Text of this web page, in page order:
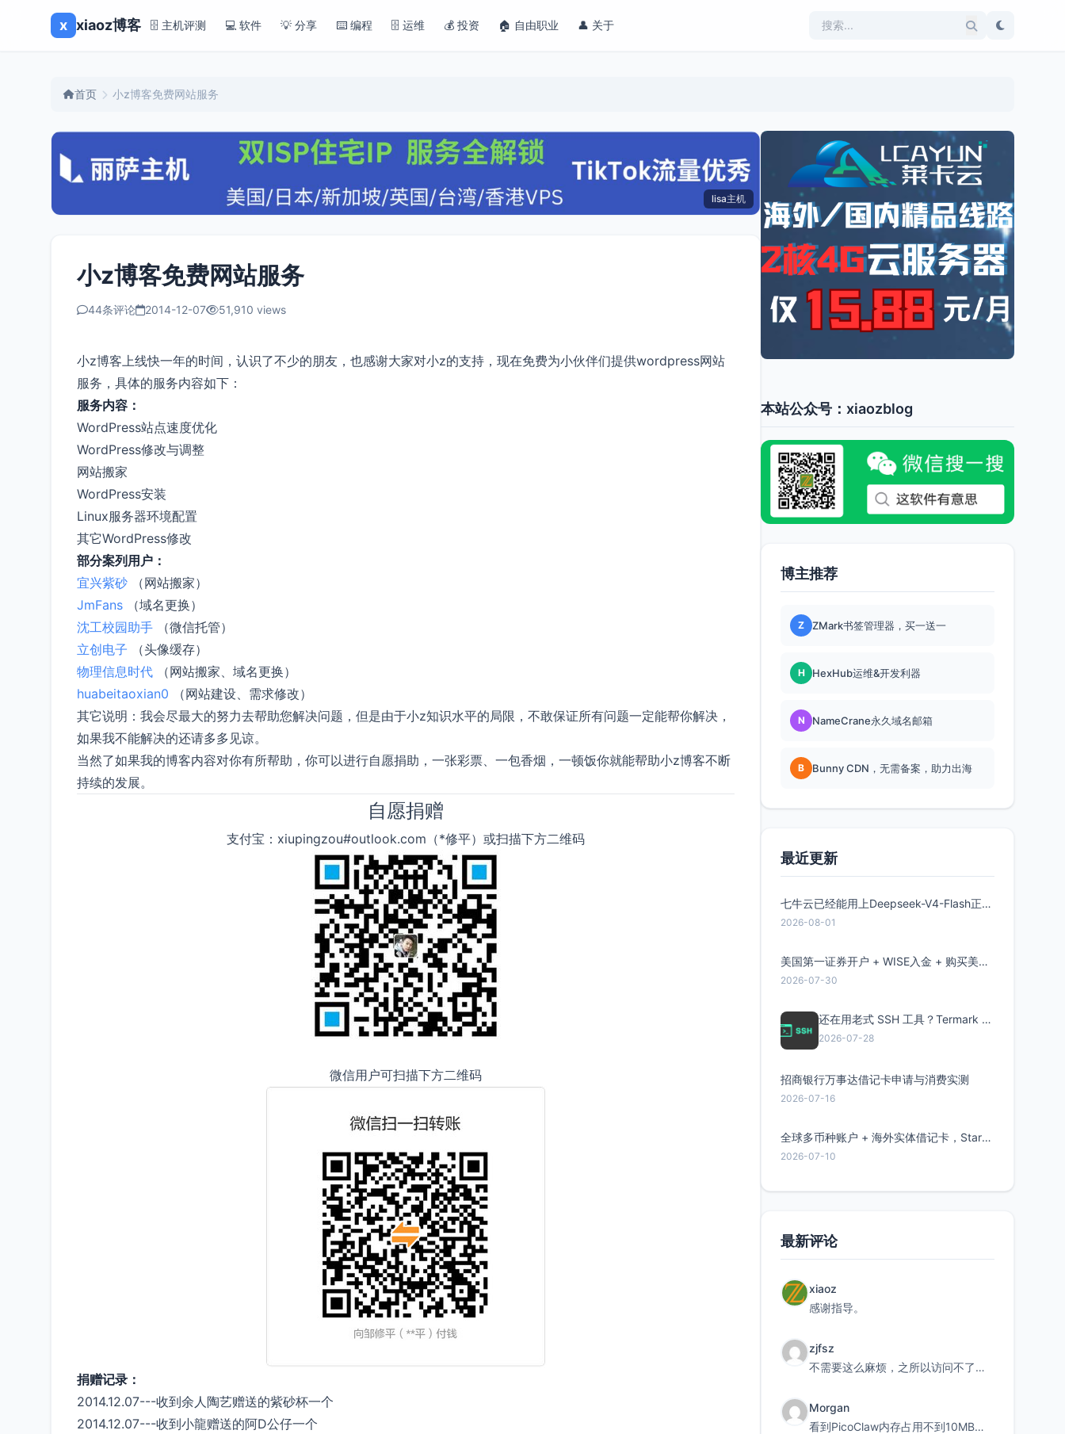
x xiaoz博客 🗄️ 主机评测 💻 软件 💡 分享 ⌨️ 编程 🗄️ 运维 💰 投资 🏠 自由职业 👤 关于
首页 小z博客免费网站服务
lisa主机
小z博客免费网站服务
44条评论 2014-12-07 51,910 views
小z博客上线快一年的时间，认识了不少的朋友，也感谢大家对小z的支持，现在免费为小伙伴们提供wordpress网站
服务，具体的服务内容如下：
服务内容：
WordPress站点速度优化
WordPress修改与调整
网站搬家
WordPress安装
Linux服务器环境配置
其它WordPress修改
部分案列用户：
宜兴紫砂 （网站搬家）
JmFans （域名更换）
沈工校园助手 （微信托管）
立创电子 （头像缓存）
物理信息时代 （网站搬家、域名更换）
huabeitaoxian0 （网站建设、需求修改）
其它说明：我会尽最大的努力去帮助您解决问题，但是由于小z知识水平的局限，不敢保证所有问题一定能帮你解决，
如果我不能解决的还请多多见谅。
当然了如果我的博客内容对你有所帮助，你可以进行自愿捐助，一张彩票、一包香烟，一顿饭你就能帮助小z博客不断
持续的发展。
自愿捐赠
支付宝：xiupingzou#outlook.com（*修平）或扫描下方二维码
微信用户可扫描下方二维码
捐赠记录：
2014.12.07---收到余人陶艺赠送的紫砂杯一个
2014.12.07---收到小龍赠送的阿D公仔一个
本站公众号：xiaozblog
博主推荐
Z ZMark书签管理器，买一送一
H HexHub运维&开发利器
N NameCrane永久域名邮箱
B Bunny CDN，无需备案，助力出海
最近更新
七牛云已经能用上Deepseek-V4-Flash正式版了，点此领取300万Token
2026-08-01
美国第一证券开户 + WISE入金 + 购买美股全流程分享
2026-07-30
还在用老式 SSH 工具？Termark 新一代跨平台智能SSH客户端了解一下
2026-07-28
招商银行万事达借记卡申请与消费实测
2026-07-16
全球多币种账户 + 海外实体借记卡，Starryblu开户教程与注意事项
2026-07-10
最新评论
xiaoz
感谢指导。
zjfsz
不需要这么麻烦，之所以访问不了，是由于非对称路由的问题，在爱快主路由添加一条静态路由192.168.
Morgan
看到PicoClaw内存占用不到10MB这个数据真的很惊喜，确实很适合我这种想用旧设备折腾AI的小白